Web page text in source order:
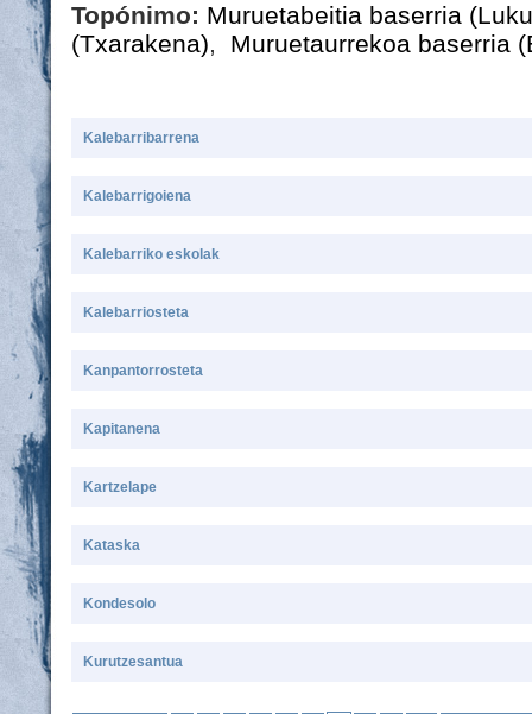
Topónimo: Muruetabeitia baserria
(Txarakena), Muruetaurrekoa baserria
Kalebarribarrena
Kalebarrigoiena
Kalebarriko eskolak
Kalebarriosteta
Kanpantorrosteta
Kapitanena
Kartzelape
Kataska
Kondesolo
Kurutzesantua